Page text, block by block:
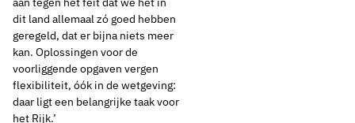
dit land allemaal zó goed hebben
geregeld, dat er bijna niets meer
kan. Oplossingen voor de
voorliggende opgaven vergen
flexibiliteit, óók in de wetgeving:
daar ligt een belangrijke taak voor
het Rijk.’